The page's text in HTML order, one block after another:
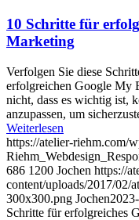
10 Schritte für
Marketing
Verfolgen Sie diese
erfolgreichen Google My
nicht, dass es wichtig ist,
anzupassen, um
Weiterlesen
https://atelier-riehm.com/
686 1200 Jochen https://
content/uploads/2017/02/
300x300.png Jochen
Schritte für erfolgreiches